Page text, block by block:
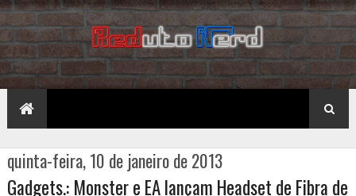
quinta-feira, 10 de janeiro de 2013
Gadgets.: Monster e EA lançam Headset de Fibra de